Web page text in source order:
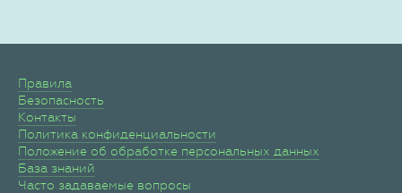
Правила
Безопасность
Контакты
Политика конфиденциальности
Положение об обработке персональных данных
База знаний
Часто задаваемые вопросы